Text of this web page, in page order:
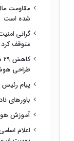
مقاومت
شده است
گرانی
متوقف کرد
طراحی
پیام رئیس
باورهای
آموزش
اعلام